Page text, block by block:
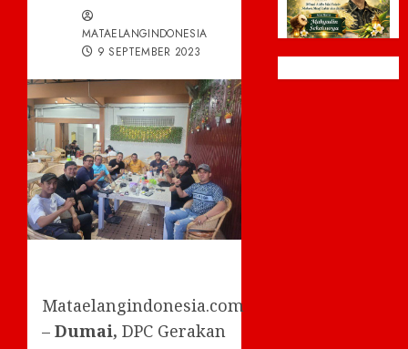
MATAELANGINDONESIA
9 SEPTEMBER 2023
Mataelangindonesia.com
– Dumai, DPC Gerakan